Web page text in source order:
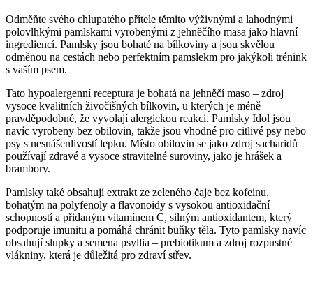
Odměňte svého chlupatého přítele těmito výživnými a lahodnými
polovlhkými pamlskami vyrobenými z jehněčího masa jako hlavní
ingrediencí. Pamlsky jsou bohaté na bílkoviny a jsou skvělou
odměnou na cestách nebo perfektním pamslekm pro jakýkoli trénink
s vaším psem.
Tato hypoalergenní receptura je bohatá na jehněčí maso –⁠ zdroj
vysoce kvalitních živočišných bílkovin, u kterých je méně
pravděpodobné, že vyvolají alergickou reakci. Pamlsky Idol jsou
navíc vyrobeny bez obilovin, takže jsou vhodné pro citlivé psy nebo
psy s nesnášenlivostí lepku. Místo obilovin se jako zdroj sacharidů
používají zdravé a vysoce stravitelné suroviny, jako je hrášek a
brambory.
Pamlsky také obsahují extrakt ze zeleného čaje bez kofeinu,
bohatým na polyfenoly a flavonoidy s vysokou antioxidační
schopností a přidaným vitamínem C, silným antioxidantem, který
podporuje imunitu a pomáhá chránit buňky těla. Tyto pamlsky navíc
obsahují slupky a semena psyllia – prebiotikum a zdroj rozpustné
vlákniny, která je důležitá pro zdraví střev.